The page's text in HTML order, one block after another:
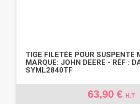
TIGE FILETÉE POUR SUSPENTE
MARQUE: JOHN DEERE - RÉF :
SYML2840TF
63,90 € H.T